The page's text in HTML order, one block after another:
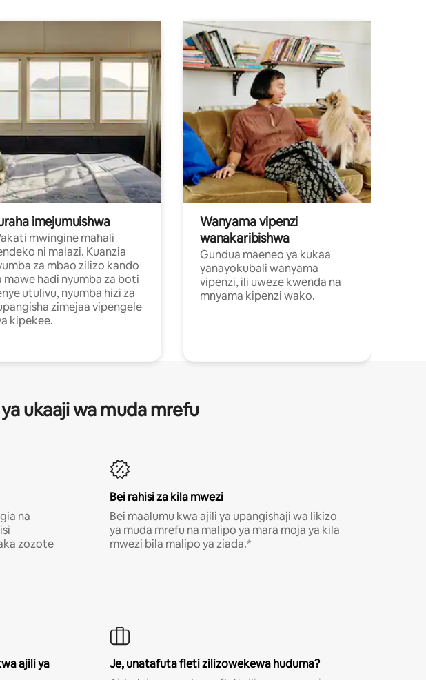
imejumuishwa
mwingine mahali
ni malazi. Kuanzia
za mbao zilizo kando
mawe hadi nyumba za boti
utulivu, nyumba hizi za
zimejaa vipengele
kipekee.
Wanyama vipenzi
wanakaribishwa
Gundua maeneo ya kukaa
yanayokubali wanyama
vipenzi, ili uweze kwenda na
mnyama kipenzi wako.
ukaaji wa muda mrefu
na
zozote
Bei rahisi za kila mwezi
Bei maalumu kwa ajili ya upangishaji wa likizo
ya muda mrefu na malipo ya mara moja ya kila
mwezi bila malipo ya ziada.*
ajili ya
Je, unatafuta fleti zilizowekewa huduma?